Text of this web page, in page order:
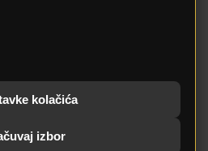
kolačića
izbor